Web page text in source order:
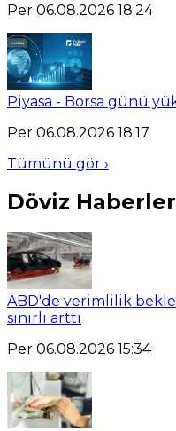
Per 06.08.2026 18:24
Piyasa - Borsa günü
Per 06.08.2026 18:17
Tümünü gör ›
Döviz
ABD'de verimlilik
sınırlı arttı
Per 06.08.2026 15:34